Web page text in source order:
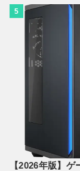
5
【2026年版】